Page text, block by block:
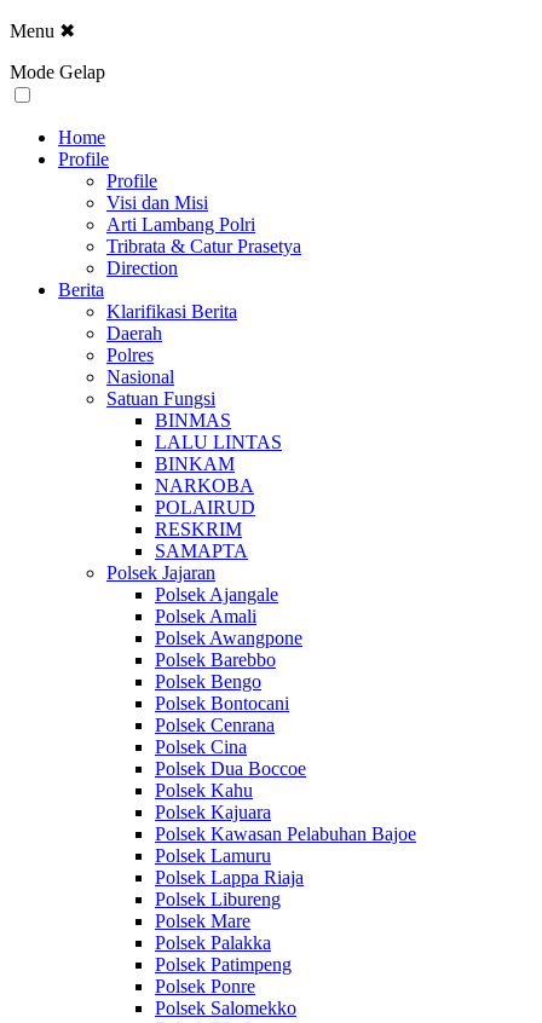
Menu ✖
Mode Gelap
Home
Profile
Profile
Visi dan Misi
Arti Lambang Polri
Tribrata & Catur Prasetya
Direction
Berita
Klarifikasi Berita
Daerah
Polres
Nasional
Satuan Fungsi
BINMAS
LALU LINTAS
BINKAM
NARKOBA
POLAIRUD
RESKRIM
SAMAPTA
Polsek Jajaran
Polsek Ajangale
Polsek Amali
Polsek Awangpone
Polsek Barebbo
Polsek Bengo
Polsek Bontocani
Polsek Cenrana
Polsek Cina
Polsek Dua Boccoe
Polsek Kahu
Polsek Kajuara
Polsek Kawasan Pelabuhan Bajoe
Polsek Lamuru
Polsek Lappa Riaja
Polsek Libureng
Polsek Mare
Polsek Palakka
Polsek Patimpeng
Polsek Ponre
Polsek Salomekko